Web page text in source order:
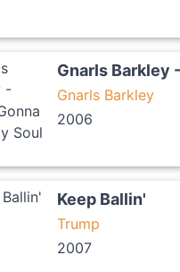
Gnarls Barkley
Gnarls Barkley
2006
Keep Ballin'
Trump
2007